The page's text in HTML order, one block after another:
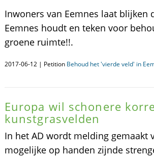
Inwoners van Eemnes laat blijken
Eemnes houdt en teken voor
groene ruimte!!.
2017-06-12 | Petition Behoud het 'vierde veld' in
Europa wil schonere
kunstgrasvelden
In het AD wordt melding gemaakt
mogelijke op handen zijnde